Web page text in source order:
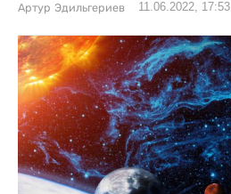
Артур Эдильгериев 11.06.2022, 17:53